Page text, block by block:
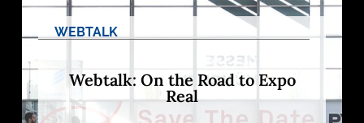
c
l
a
s
L
o
g
WEBTALK
Webtalk: On the Road to Expo
Real